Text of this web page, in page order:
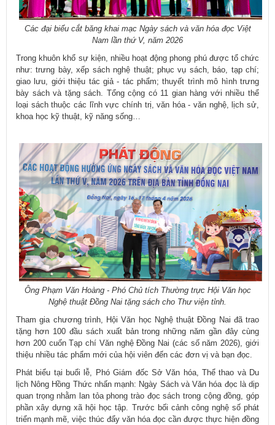
Các đại biểu cắt băng khai mạc Ngày sách và văn hóa đọc Việt
Nam lần thứ V, năm 2026
Trong khuôn khổ sự kiện, nhiều hoạt động phong phú được tổ chức
như: trưng bày, xếp sách nghệ thuật; phục vụ sách, báo, tạp chí;
giao lưu, giới thiệu tác giả - tác phẩm; thuyết trình mô hình trưng
bày sách và tặng sách. Tổng cộng có 11 gian hàng với nhiều thể
loại sách thuộc các lĩnh vực chính trị, văn hóa - văn nghệ, lịch sử,
khoa học kỹ thuật, kỹ năng sống…
Ông Phạm Văn Hoàng - Phó Chủ tích Thường trực Hội Văn học
Nghệ th​uật Đồng Nai tặng sách cho Thư viện tỉnh.
Tham gia chương trình, Hội Văn học Nghệ thuật Đồng Nai đã trao
tặng hơn 100 đầu sách xuất bản trong những năm gần đây cùng
hơn 200 cuốn Tạp chí Văn nghệ Đồng Nai (các số năm 2026), giới
thiệu nhiều tác phẩm mới của hội viên đến các đơn vị và bạn đọc.
Phát biểu tại buổi lễ, Phó Giám đốc Sở Văn hóa, Thể thao và Du
lịch Nông Hồng Thức nhấn mạnh: Ngày Sách và Văn hóa đọc là dịp
quan trọng nhằm lan tỏa phong trào đọc sách trong cộng đồng, góp
phần xây dựng xã hội học tập. Trước bối cảnh công nghệ số phát
triển mạnh mẽ, việc thúc đẩy văn hóa đọc cần được thực hiện đồng